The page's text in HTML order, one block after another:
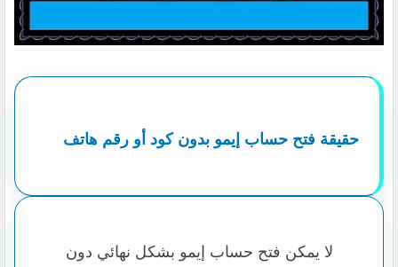
حقيقة فتح حساب إيمو بدون كود أو رقم هاتف
لا يمكن فتح حساب إيمو بشكل نهائي دون